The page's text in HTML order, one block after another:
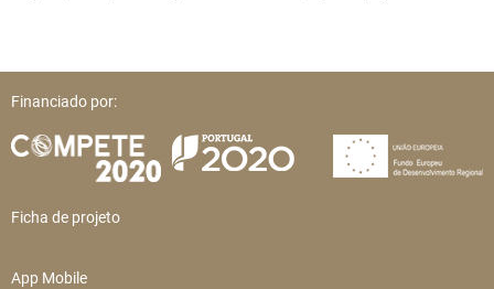
Financiado por:
Ficha de projeto
App Mobile